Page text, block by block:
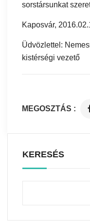
sorstársunkat
Kaposvár,
Üdvözlettel:
kistérségi vezető
MEGOSZTÁS :
KERESÉS